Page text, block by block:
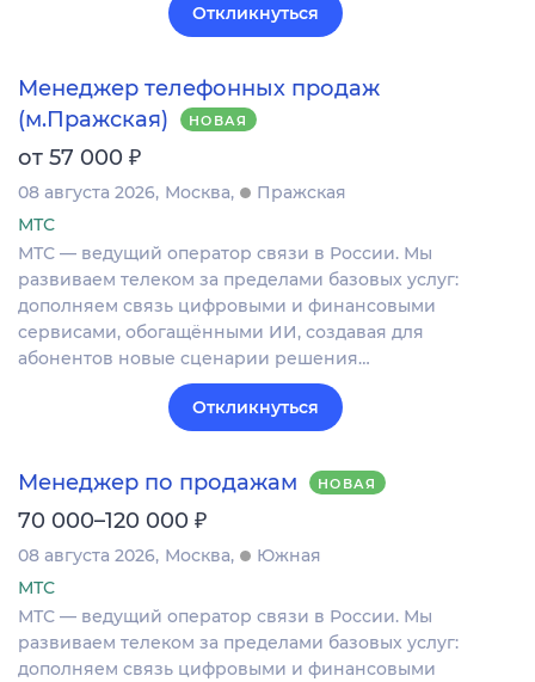
Откликнуться
Менеджер телефонных продаж
(м.Пражская)
НОВАЯ
от 57 000 ₽
08 августа 2026 Москва
Пражская
МТС
МТС — ведущий оператор связи в России. Мы
развиваем телеком за пределами базовых услуг:
дополняем связь цифровыми и финансовыми
сервисами, обогащёнными ИИ, создавая для
абонентов новые сценарии решения…
Откликнуться
Менеджер по продажам НОВАЯ
70 000–120 000 ₽
08 августа 2026 Москва
Южная
МТС
МТС — ведущий оператор связи в России. Мы
развиваем телеком за пределами базовых услуг:
дополняем связь цифровыми и финансовыми